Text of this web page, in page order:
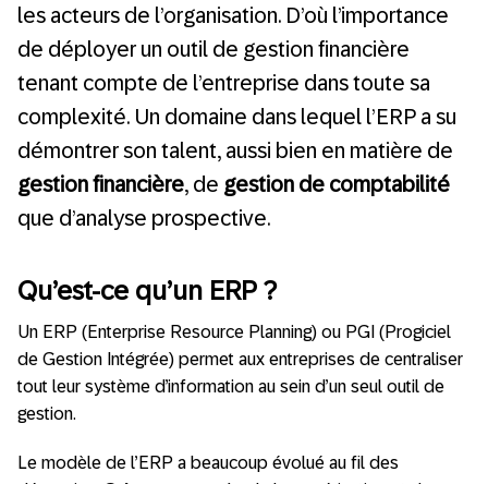
les acteurs de l’organisation. D’où l’importance
de déployer un outil de gestion financière
tenant compte de l’entreprise dans toute sa
complexité. Un domaine dans lequel l’ERP a su
démontrer son talent, aussi bien en matière de
gestion financière, de gestion de comptabilité
que d’analyse prospective.
Qu’est-ce qu’un ERP ?
Un ERP (Enterprise Resource Planning) ou PGI (Progiciel
de Gestion Intégrée) permet aux entreprises de centraliser
tout leur système d’information au sein d’un seul outil de
gestion.
Le modèle de l’ERP a beaucoup évolué au fil des